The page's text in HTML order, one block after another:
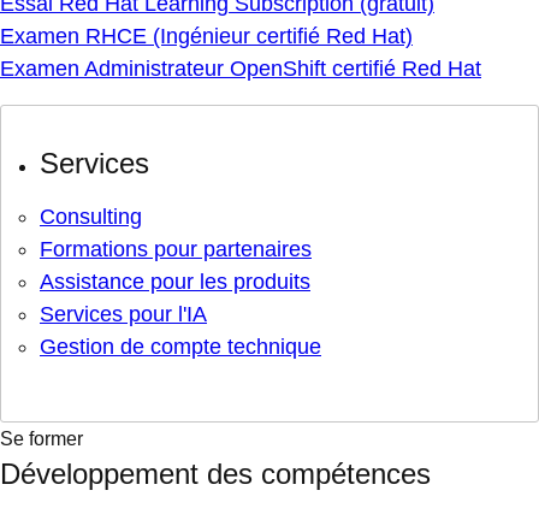
Examen RHCE (Ingénieur certifié Red Hat)
Examen Administrateur OpenShift certifié Red Hat
Services
Consulting
Formations pour partenaires
Assistance pour les produits
Services pour l'IA
Gestion de compte technique
Se former
Développement des compétences